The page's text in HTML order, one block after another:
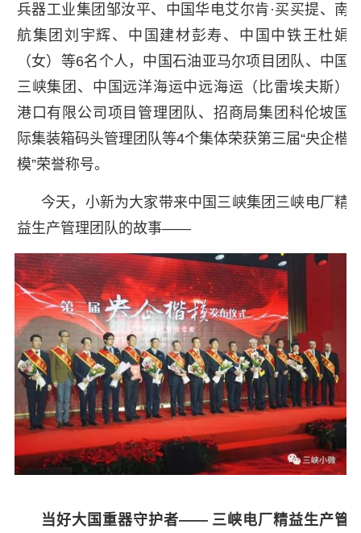
兵器工业集团邹汝平、中国华电艾尔肯·买买提、南
航集团刘宇辉、中国建材彭寿、中国中铁王杜娟
（女）等6名个人，中国石油亚马尔项目团队、中国
三峡集团、中国远洋海运中远海运（比雷埃夫斯）
港口有限公司项目管理团队、招商局集团科伦坡国
际集装箱码头管理团队等4个集体荣获第三届“央企楷
模”荣誉称号。
今天，小新为大家带来中国三峡集团三峡电厂精
益生产管理团队的故事——
当好大国重器守护者—— 三峡电厂精益生产管